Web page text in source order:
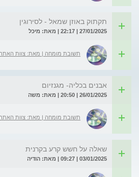
תקתוק באוזן שמאל - לסירוגין
27/01/2025 | 22:17 | מאת: מיכל
תשובת מומחה | מאת: צוות האתר
אבנים בכליה- מגנזיום
26/01/2025 | 20:50 | מאת: משה
תשובת מומחה | מאת: צוות האתר
שאלה על חשש קרע בקרנית
03/01/2025 | 09:27 | מאת: הודיה